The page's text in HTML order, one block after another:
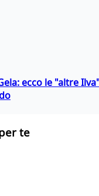
ecco le "altre
te